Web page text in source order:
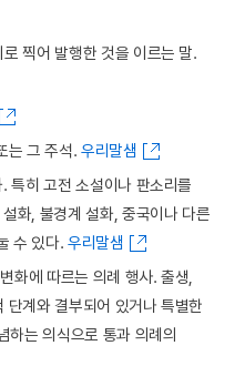
찍어 발행한 것을 이르는 말.
는 그 주석. 우리말샘
특히 고전 소설이나 판소리를
화, 불경계 설화, 중국이나 다른
수 있다. 우리말샘
화에 따르는 의례 행사. 출생,
단계와 결부되어 있거나 특별한
하는 의식으로 통과 의례의